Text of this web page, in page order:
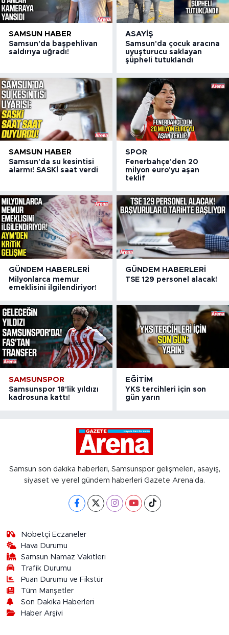
SAMSUN HABER
Samsun'da başpehlivan
saldırıya uğradı!
ASAYIŞ
Samsun'da çocuk aracına
uyuşturucu saklayan
şüpheli tutuklandı
SAMSUN HABER
Samsun'da su kesintisi
alarmı! SASKİ saat verdi
SPOR
Fenerbahçe'den 20
milyon euro'yu aşan
teklif
GÜNDEM HABERLERI
Milyonlarca memur
emeklisini ilgilendiriyor!
GÜNDEM HABERLERI
TSE 129 personel alacak!
SAMSUNSPOR
Samsunspor 18'lik yıldızı
kadrosuna kattı!
EĞITIM
YKS tercihleri için son
gün yarın
Samsun son dakika haberleri, Samsunspor gelişmeleri, asayiş,
siyaset ve yerel gündem haberleri Gazete Arena’da.
Nöbetçi Eczaneler
Hava Durumu
Samsun Namaz Vakitleri
Trafik Durumu
Puan Durumu ve Fikstür
Tüm Manşetler
Son Dakika Haberleri
Haber Arşivi